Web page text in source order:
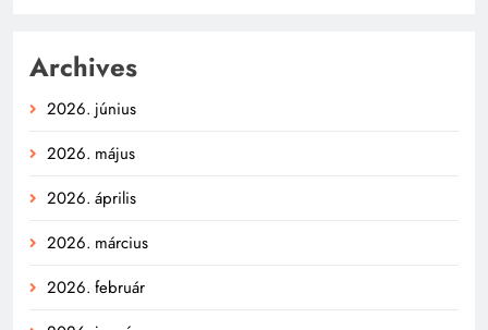
Archives
2026. június
2026. május
2026. április
2026. március
2026. február